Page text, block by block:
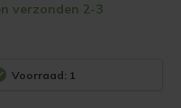
verzonden 2-3
Voorraad: 1